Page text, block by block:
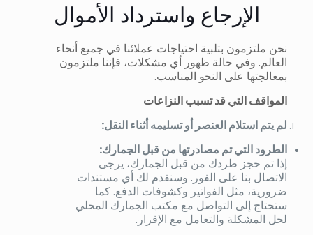
الإرجاع واسترداد الأموال
نحن ملتزمون بتلبية احتياجات عملائنا في جميع أنحاء
العالم. وفي حالة ظهور أي مشكلات، فإننا ملتزمون
بمعالجتها على النحو المناسب.
المواقف التي قد تسبب النزاعات
لم يتم استلام العنصر أو تسليمه أثناء النقل:
الطرود التي تم مصادرتها من قبل الجمارك:
إذا تم حجز طردك من قبل الجمارك، يرجى
الاتصال بنا على الفور. وسنقدم لك أي مستندات
ضرورية، مثل الفواتير وكشوفات الدفع. كما
ستحتاج إلى التواصل مع مكتب الجمارك المحلي
لحل المشكلة والتعامل مع الإقرار.